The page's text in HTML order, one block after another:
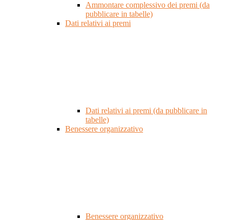
Ammontare complessivo dei premi (da
pubblicare in tabelle)
Dati relativi ai premi
Dati relativi ai premi (da pubblicare in
tabelle)
Benessere organizzativo
Benessere organizzativo